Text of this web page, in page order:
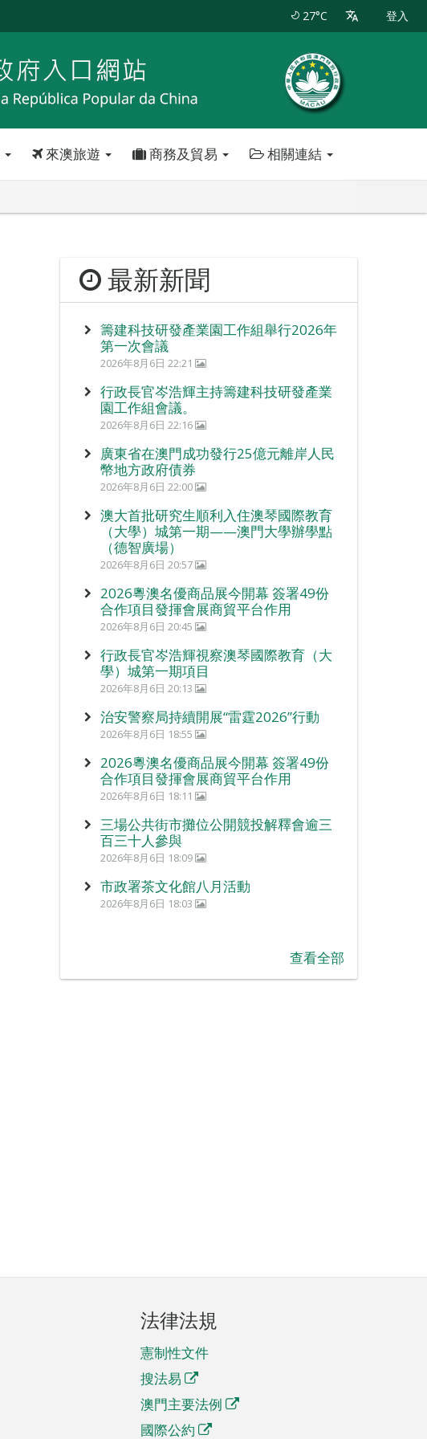
27°C 登入
來澳旅遊 商務及貿易 相關連結
最新新聞
籌建科技研發產業園工作組舉行2026年
第一次會議
2026年8月6日 22:21
行政長官岑浩輝主持籌建科技研發產業
園工作組會議。
2026年8月6日 22:16
廣東省在澳門成功發行25億元離岸人民
幣地方政府債券
2026年8月6日 22:00
澳大首批研究生順利入住澳琴國際教育
（大學）城第一期——澳門大學辦學點
（德智廣場）
2026年8月6日 20:57
2026粵澳名優商品展今開幕 簽署49份
合作項目發揮會展商貿平台作用
2026年8月6日 20:45
行政長官岑浩輝視察澳琴國際教育（大
學）城第一期項目
2026年8月6日 20:13
治安警察局持續開展“雷霆2026”行動
2026年8月6日 18:55
2026粵澳名優商品展今開幕 簽署49份
合作項目發揮會展商貿平台作用
2026年8月6日 18:11
三場公共街市攤位公開競投解釋會逾三
百三十人參與
2026年8月6日 18:09
市政署茶文化館八月活動
2026年8月6日 18:03
查看全部
法律法規
憲制性文件
搜法易
澳門主要法例
國際公約